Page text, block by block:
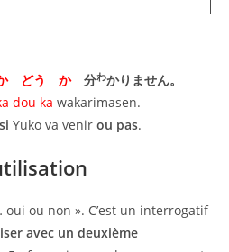
どう か分わかりません。
dou ka wakarimasen.
Yuko va venir ou pas.
oui ou non ». C’est un interrogatif
avec un deuxième